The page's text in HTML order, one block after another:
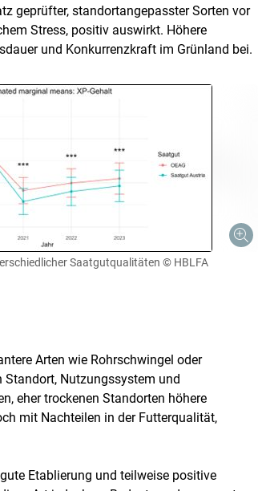
geprüfter, standortangepasster Sorten vor
Stress, positiv auswirkt. Höhere
und Konkurrenzkraft im Grünland bei.
Saatgutqualitäten © HBLFA
Arten wie Rohrschwingel oder
Nutzungssystem und
eher trockenen Standorten höhere
mit Nachteilen in der Futterqualität,
Etablierung und teilweise positive